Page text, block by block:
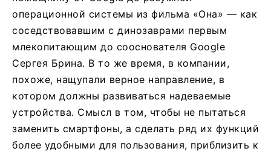
операционной системы из фильма «Она» — как
соседствовавшим с динозаврами первым
млекопитающим до сооснователя Google
Сергея Брина. В то же время, в компании,
похоже, нащупали верное направление, в
котором должны развиваться надеваемые
устройства. Смысл в том, чтобы не пытаться
заменить смартфоны, а сделать ряд их функций
более удобными для пользования, приблизить к